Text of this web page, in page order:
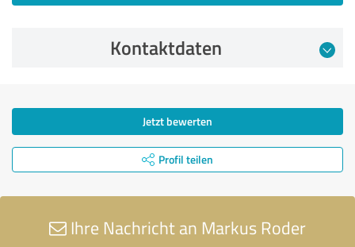
Kontaktdaten
Jetzt bewerten
Profil teilen
Ihre Nachricht an Markus Roder